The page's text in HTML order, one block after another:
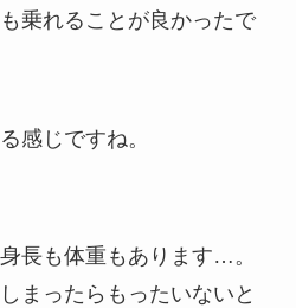
乗れることが良かったで
感じですね。
長も体重もあります…。
まったらもったいないと